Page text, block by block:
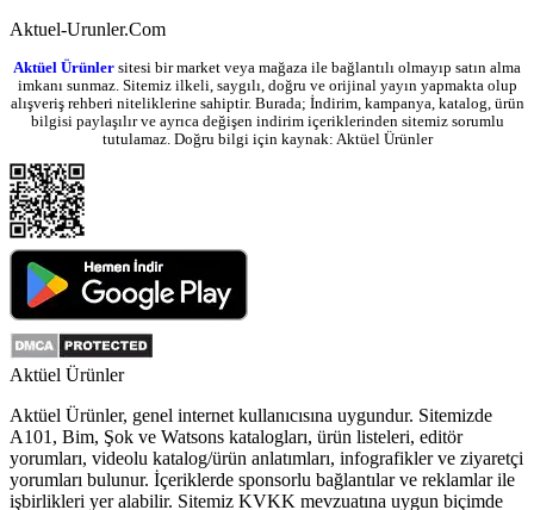
Aktuel-Urunler.Com
Aktüel Ürünler sitesi bir market veya mağaza ile bağlantılı olmayıp satın alma
imkanı sunmaz. Sitemiz ilkeli, saygılı, doğru ve orijinal yayın yapmakta olup
alışveriş rehberi niteliklerine sahiptir. Burada; İndirim, kampanya, katalog, ürün
bilgisi paylaşılır ve ayrıca değişen indirim içeriklerinden sitemiz sorumlu
tutulamaz. Doğru bilgi için kaynak: Aktüel Ürünler
Aktüel Ürünler
Aktüel Ürünler, genel internet kullanıcısına uygundur. Sitemizde
A101, Bim, Şok ve Watsons katalogları, ürün listeleri, editör
yorumları, videolu katalog/ürün anlatımları, infografikler ve ziyaretçi
yorumları bulunur. İçeriklerde sponsorlu bağlantılar ve reklamlar ile
işbirlikleri yer alabilir. Sitemiz KVKK mevzuatına uygun biçimde